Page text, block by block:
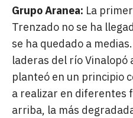
Grupo Aranea: La
Trenzado no se ha
se ha quedado a
laderas del río Vinalopó
planteó en un principio
a realizar en diferentes
arriba, la más